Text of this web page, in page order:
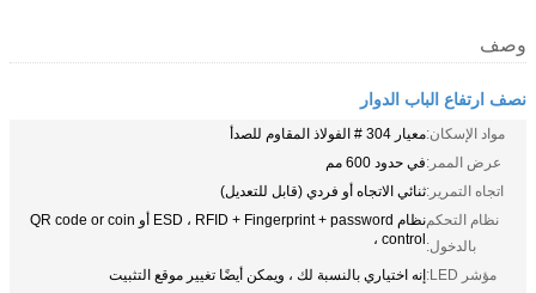
وصف
نصف ارتفاع الباب الدوار
مواد الإسكان:معيار 304 # الفولاذ المقاوم للصدأ
عرض الممر:في حدود 600 مم
اتجاه التمرير:ثنائي الاتجاه أو فردي (قابل للتعديل)
نظام التحكم
بالدخول:
نظام ESD ، RFID + Fingerprint + password أو QR code or coin
control ،
مؤشر LED:
إنه اختياري بالنسبة لك ، ويمكن أيضًا تغيير موقع التثبيت